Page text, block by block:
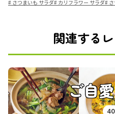
# さつまいも サラダ# カリフラワー サラダ#
関連する
ご自